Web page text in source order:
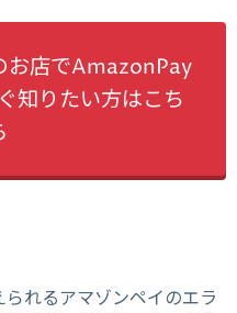
お店でAmazonPay
知りたい方はこち
れるアマゾンペイのエラ